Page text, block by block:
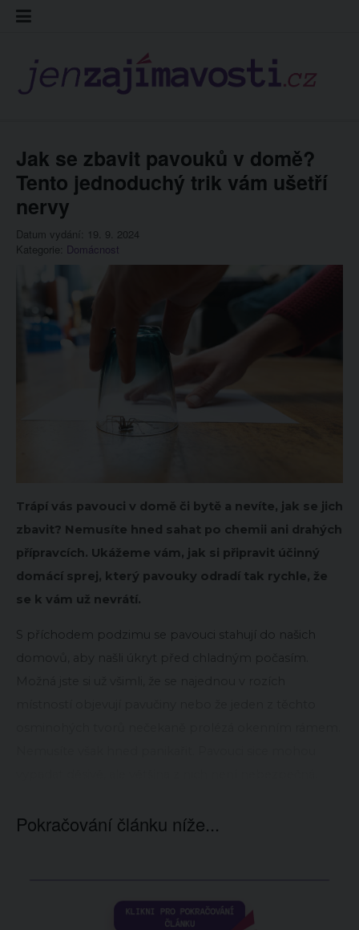
Skip
Jak se zbavit pavouků v domě?
Tento jednoduchý trik vám ušetří
nervy
Datum vydání: 19. 9. 2024
Kategorie: Domácnost
Trápí vás pavouci v domě či bytě a nevíte, jak se jich
zbavit? Nemusíte hned sahat po chemii ani drahých
přípravcích. Ukážeme vám, jak si připravit účinný
domácí sprej, který pavouky odradí tak rychle, že
se k vám už nevrátí.
S příchodem podzimu se pavouci stahují do našich
Pokračování článku níže...